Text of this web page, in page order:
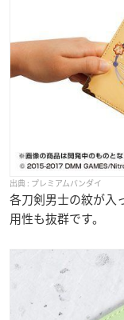
プレミアムバンダイ
各刀剣男士の紋が入
用性も抜群です。